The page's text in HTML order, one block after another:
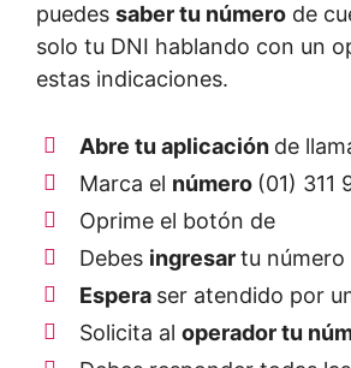
puedes saber tu número de
solo tu DNI hablando con un
estas indicaciones.
Abre tu aplicación de
Marca el número (01) 311
Oprime el botón de
Debes ingresartu número
Espera ser atendido por
Solicita al operador tu